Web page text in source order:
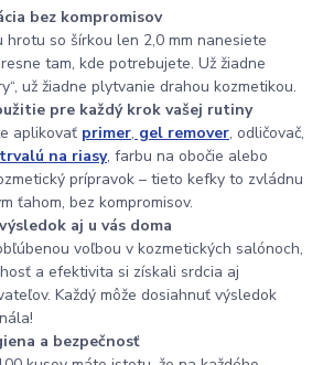
bez kompromisov
hrotu so šírkou len 2,0 mm nanesiete
tam, kde potrebujete. Už žiadne
už žiadne plytvanie drahou kozmetikou.
pre každý krok vašej rutiny
aplikovať primer, gel remover, odličovač,
trvalú na riasy, farbu na obočie alebo
prípravok – tieto kefky to zvládnu
ťahom, bez kompromisov.
aj u vás doma
voľbou v kozmetických salónoch,
a efektivita si získali srdcia aj
Každý môže dosiahnuť výsledok
a bezpečnosť